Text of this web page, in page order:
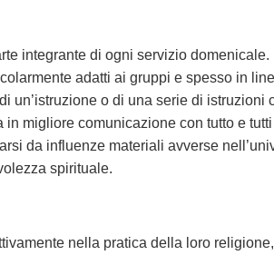
integrante di ogni servizio
adatti ai gruppi e spesso in
un’istruzione o di una serie di istruzioni
migliore comunicazione con tutto e
da influenze materiali avverse
spirituale.
nella pratica della loro